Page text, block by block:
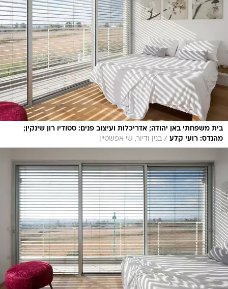
בית משפחתי באן יהודה; אדריכלות ועיצוב פנים: סטודיו רון שינקין;
מהנדס: רועי קלע / בנין ודיור, שי אפשטיין